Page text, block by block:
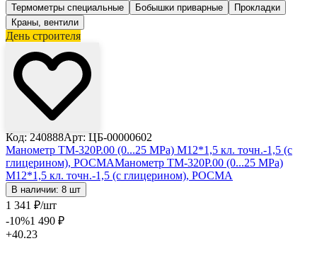
Термометры специальные
Бобышки приварные
Прокладки
Краны, вентили
День строителя
Код: 240888Арт: ЦБ-00000602
Манометр ТМ-320Р.00 (0...25 МРа) М12*1,5 кл. точн.-1,5 (с
глицерином), РОСМАМанометр ТМ-320Р.00 (0...25 МРа)
М12*1,5 кл. точн.-1,5 (с глицерином), РОСМА
В наличии: 8 шт
1 341 ₽/шт
-10%1 490 ₽
+40.23